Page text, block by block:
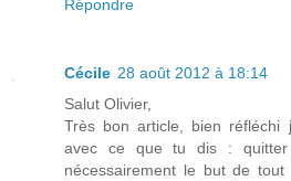
Répondre
Cécile 28 août 2012 à 18:14
Salut Olivier,
Très bon article, bien réfléchi
avec ce que tu dis :
nécessairement le but de